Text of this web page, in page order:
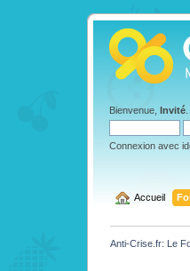
Bienvenue, Invité
Connexion avec
Accueil
Anti-Crise.fr: Le